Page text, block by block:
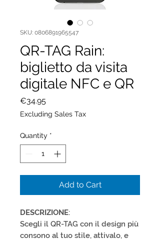
SKU: 0806891965547
QR-TAG Rain:
biglietto da visita
digitale NFC e QR
€34.95Price
Excluding Sales Tax
Quantity *
Add to Cart
DESCRIZIONE:
Scegli il QR-TAG con il design più
consono al tuo stile, attivalo, e